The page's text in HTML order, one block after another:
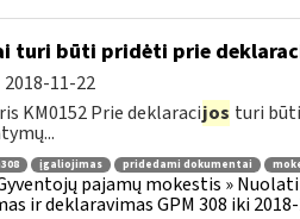
turi būti pridėti prie
2018-11-22
KM0152 Prie deklaracijos turi
įgaliojimas pridedami dokumentai
pajamų mokestis »
ir deklaravimas GPM 308 iki